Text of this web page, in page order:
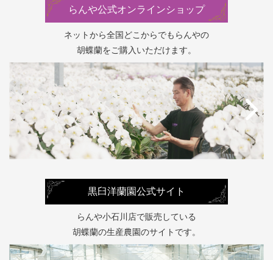
らんや公式オンラインショップ
ネットから全国どこからでもらんやの
胡蝶蘭をご購入いただけます。
黒臼洋蘭園公式サイト
らんや小石川店で販売している
胡蝶蘭の生産農園のサイトです。